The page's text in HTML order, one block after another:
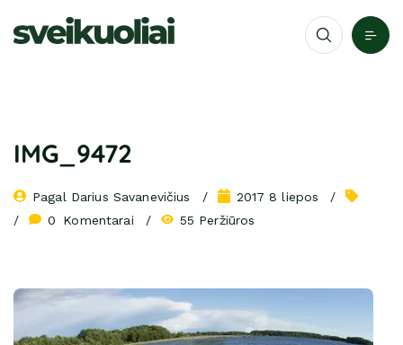
IMG_9472
Pagal Darius Savanevičius
2017 8 liepos
0
Komentarai 55 Peržiūros